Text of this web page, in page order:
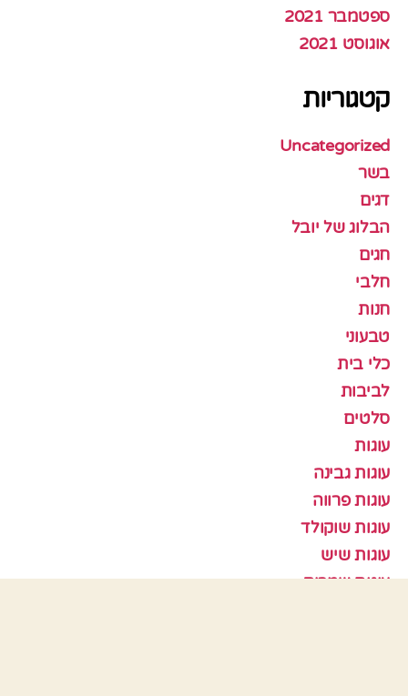
ספטמבר 2021
אוגוסט 2021
קטגוריות
Uncategorized
בשר
דגים
הבלוג של יובל
חגים
חלבי
חנות
טבעוני
כלי בית
לביבות
סלטים
עוגות
עוגות גבינה
עוגות פרווה
עוגות שוקולד
עוגות שיש
עוגות שמרים